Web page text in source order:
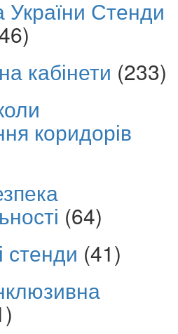
України Стенди
кабінети (233)
коридорів
(64)
стенди (41)